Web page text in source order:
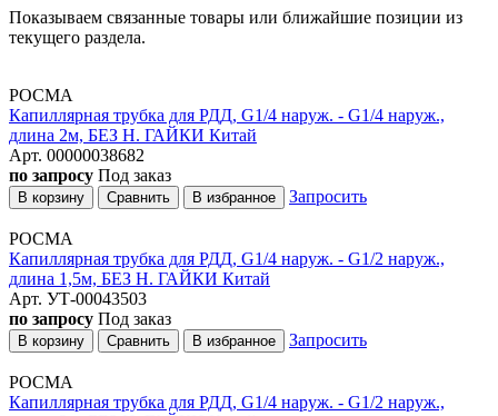
Показываем связанные товары или ближайшие позиции из
текущего раздела.
РОСМА
Капиллярная трубка для РДД, G1/4 наруж. - G1/4 наруж.,
длина 2м, БЕЗ Н. ГАЙКИ Китай
Арт. 00000038682
по запросу Под заказ
В корзину Сравнить В избранное Запросить
РОСМА
Капиллярная трубка для РДД, G1/4 наруж. - G1/2 наруж.,
длина 1,5м, БЕЗ Н. ГАЙКИ Китай
Арт. УТ-00043503
по запросу Под заказ
В корзину Сравнить В избранное Запросить
РОСМА
Капиллярная трубка для РДД, G1/4 наруж. - G1/2 наруж.,